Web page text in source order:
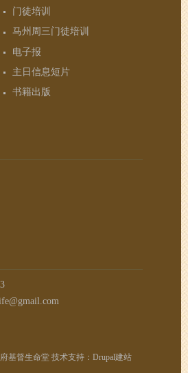
门徒培训
马州周三门徒培训
电子报
主日信息短片
书籍出版
基督生命堂 技术支持： Drupal建站